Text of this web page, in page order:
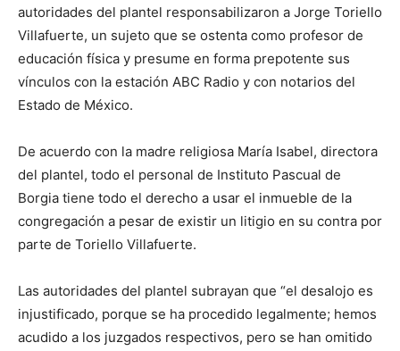
autoridades del plantel responsabilizaron a Jorge Toriello
Villafuerte, un sujeto que se ostenta como profesor de
educación física y presume en forma prepotente sus
vínculos con la estación ABC Radio y con notarios del
Estado de México.
De acuerdo con la madre religiosa María Isabel, directora
del plantel, todo el personal de Instituto Pascual de
Borgia tiene todo el derecho a usar el inmueble de la
congregación a pesar de existir un litigio en su contra por
parte de Toriello Villafuerte.
Las autoridades del plantel subrayan que “el desalojo es
injustificado, porque se ha procedido legalmente; hemos
acudido a los juzgados respectivos, pero se han omitido